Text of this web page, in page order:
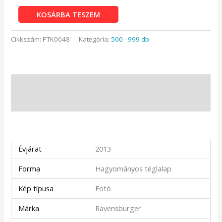
Ravensburger
500
db
KOSÁRBA TESZEM
Cikkszám: PTK0048 Kategória: 500 - 999 db
Évjárat
2013
Forma
Hagyományos téglalap
Kép típusa
Fotó
Márka
Ravensburger